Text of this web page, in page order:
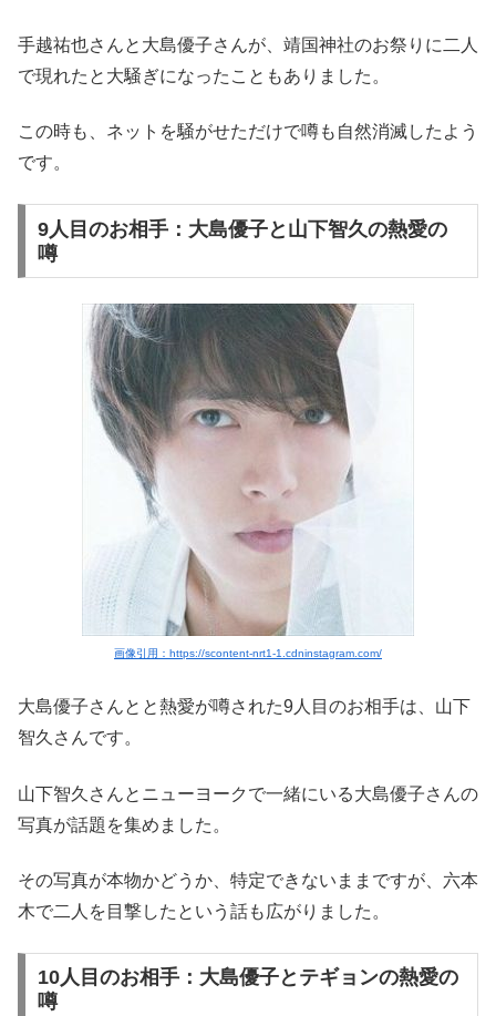
手越祐也さんと大島優子さんが、靖国神社のお祭りに二人
で現れたと大騒ぎになったこともありました。
この時も、ネットを騒がせただけで噂も自然消滅したよう
です。
9人目のお相手：大島優子と山下智久の熱愛の
噂
画像引用：https://scontent-nrt1-1.cdninstagram.com/
大島優子さんとと熱愛が噂された9人目のお相手は、山下
智久さんです。
山下智久さんとニューヨークで一緒にいる大島優子さんの
写真が話題を集めました。
その写真が本物かどうか、特定できないままですが、六本
木で二人を目撃したという話も広がりました。
10人目のお相手：大島優子とテギョンの熱愛の
噂